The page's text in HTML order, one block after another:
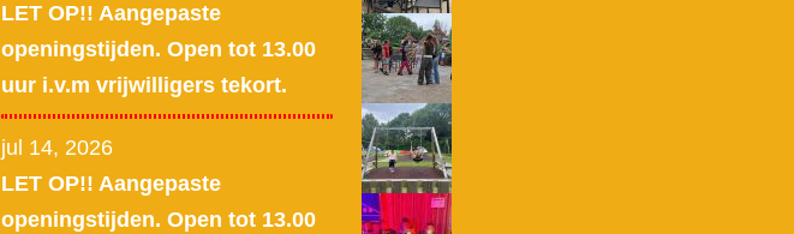
LET OP!! Aangepaste
openingstijden. Open tot 13.00
uur i.v.m vrijwilligers tekort.
jul 14, 2026
LET OP!! Aangepaste
openingstijden. Open tot 13.00